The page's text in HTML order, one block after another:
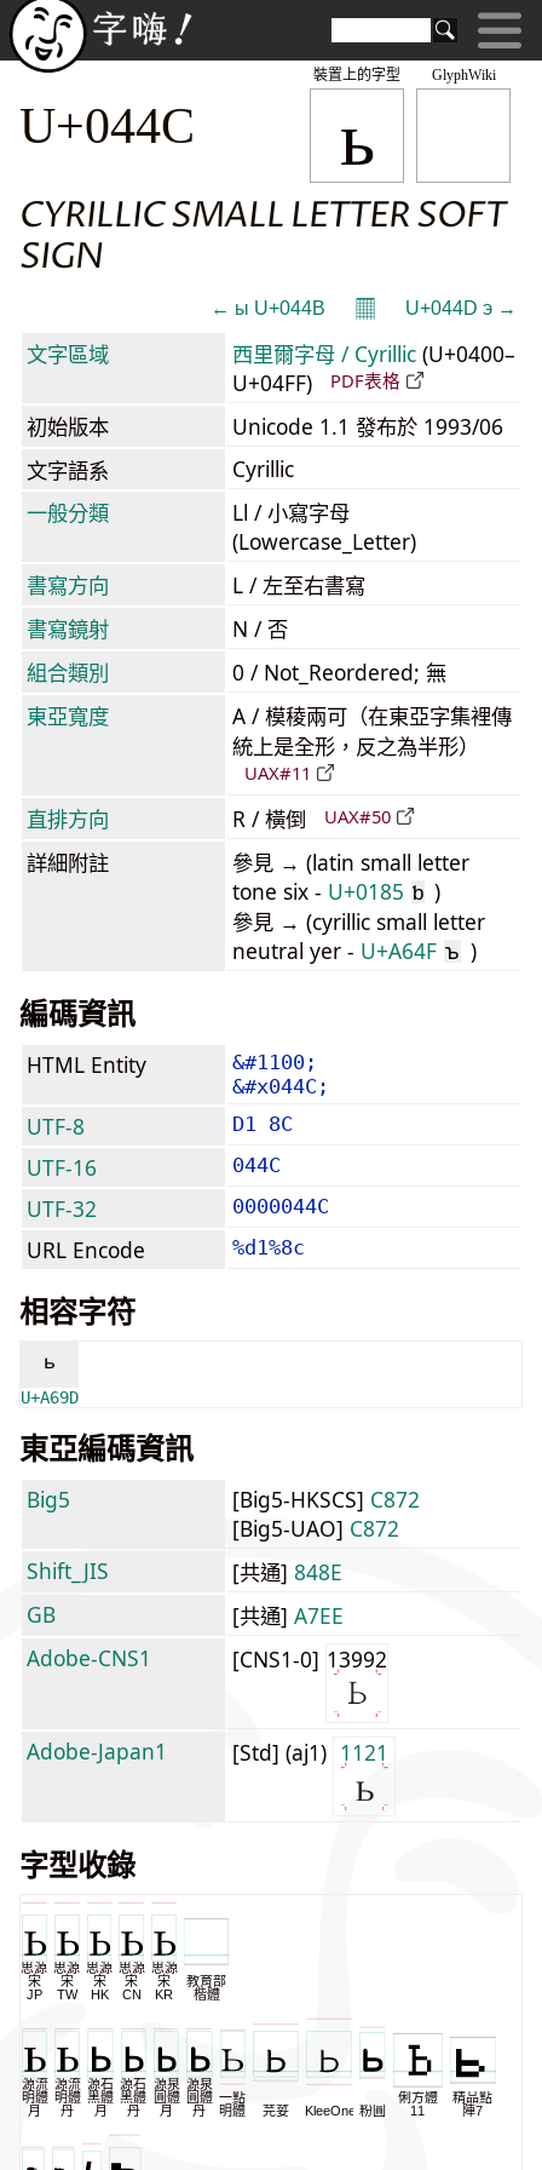
GlyphWiki
ь
裝置上的字型
U+044C
CYRILLIC SMALL LETTER SOFT
SIGN
← ы U+044B 𝄜 U+044D э →
文字區域 西里爾字母 / Cyrillic (U+0400–
U+04FF)
PDF表格
初始版本
Unicode 1.1 發布於 1993/06
文字語系
Cyrillic
一般分類
Ll / 小寫字母
(Lowercase_Letter)
書寫方向
L / 左至右書寫
書寫鏡射
N / 否
組合類別
0 / Not_Reordered; 無
東亞寬度
A / 模稜兩可（在東亞字集裡傳
統上是全形，反之為半形）
UAX#11
直排方向 R / 橫倒 UAX#50
詳細附註
參見 → (latin small letter
tone six - U+0185 ƅ )
參見 → (cyrillic small letter
neutral yer - U+A64F ꙏ )
編碼資訊
HTML Entity
&#1100;
&#x044C;
UTF-8 D1 8C
UTF-16 044C
UTF-32 0000044C
URL Encode %d1%8c
相容字符
ꚝ
U+A69D
東亞編碼資訊
Big5 [Big5-HKSCS] C872
[Big5-UAO] C872
Shift_JIS
[共通] 848E
GB
[共通] A7EE
Adobe-CNS1
[CNS1-0] 13992
Adobe-Japan1 [Std] (aj1) 1121
字型收錄
思源
宋
JP
思源
宋
TW
思源
宋
HK
思源
宋
CN
思源
宋
KR
教育部
楷體
源流
明體
月
源流
明體
丹
源石
黑體
月
源石
黑體
丹
源泉
圓體
月
源泉
圓體
丹
一點
明體
芫荽 KleeOne 粉圓
俐方體
11
精品點
陣7